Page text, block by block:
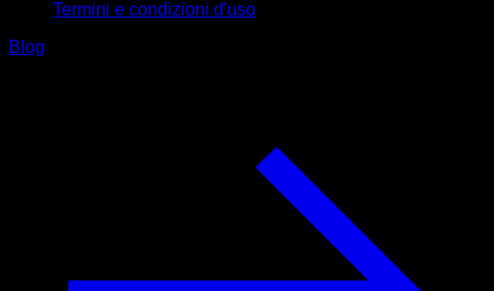
Termini e condizioni d'uso
Blog